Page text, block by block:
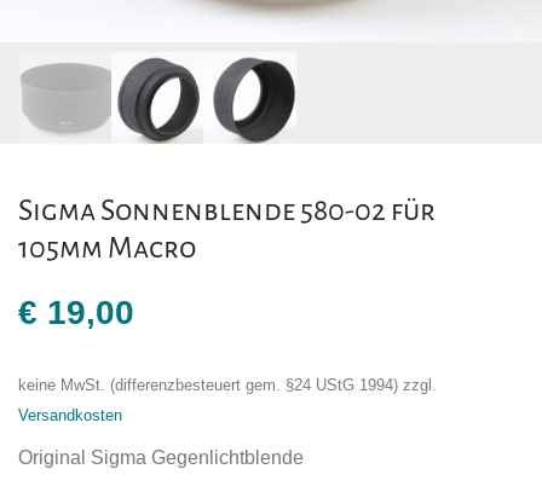
Sigma Sonnenblende 580-02 für
105mm Macro
€ 19,00
keine MwSt. (differenzbesteuert gem. §24 UStG 1994) zzgl.
Versandkosten
Original Sigma Gegenlichtblende